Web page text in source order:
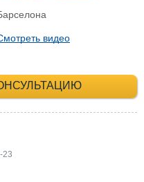
видео
(495) 660-35-
23